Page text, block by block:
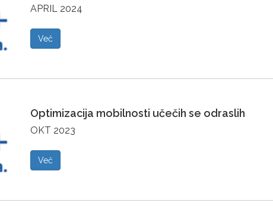
APRIL 2024
Več
Optimizacija mobilnosti učečih se odraslih
OKT 2023
Več